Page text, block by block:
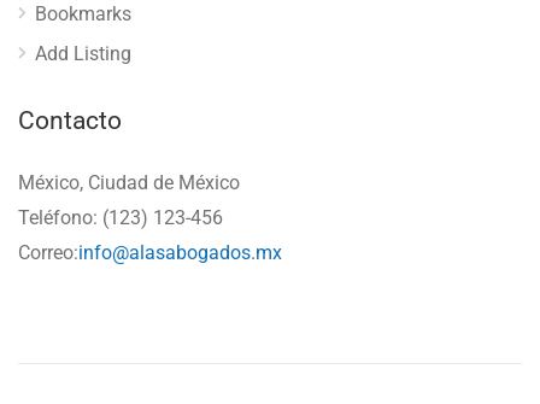
Bookmarks
Add Listing
Contacto
México, Ciudad de México
Teléfono: (123) 123-456
Correo:info@alasabogados.mx